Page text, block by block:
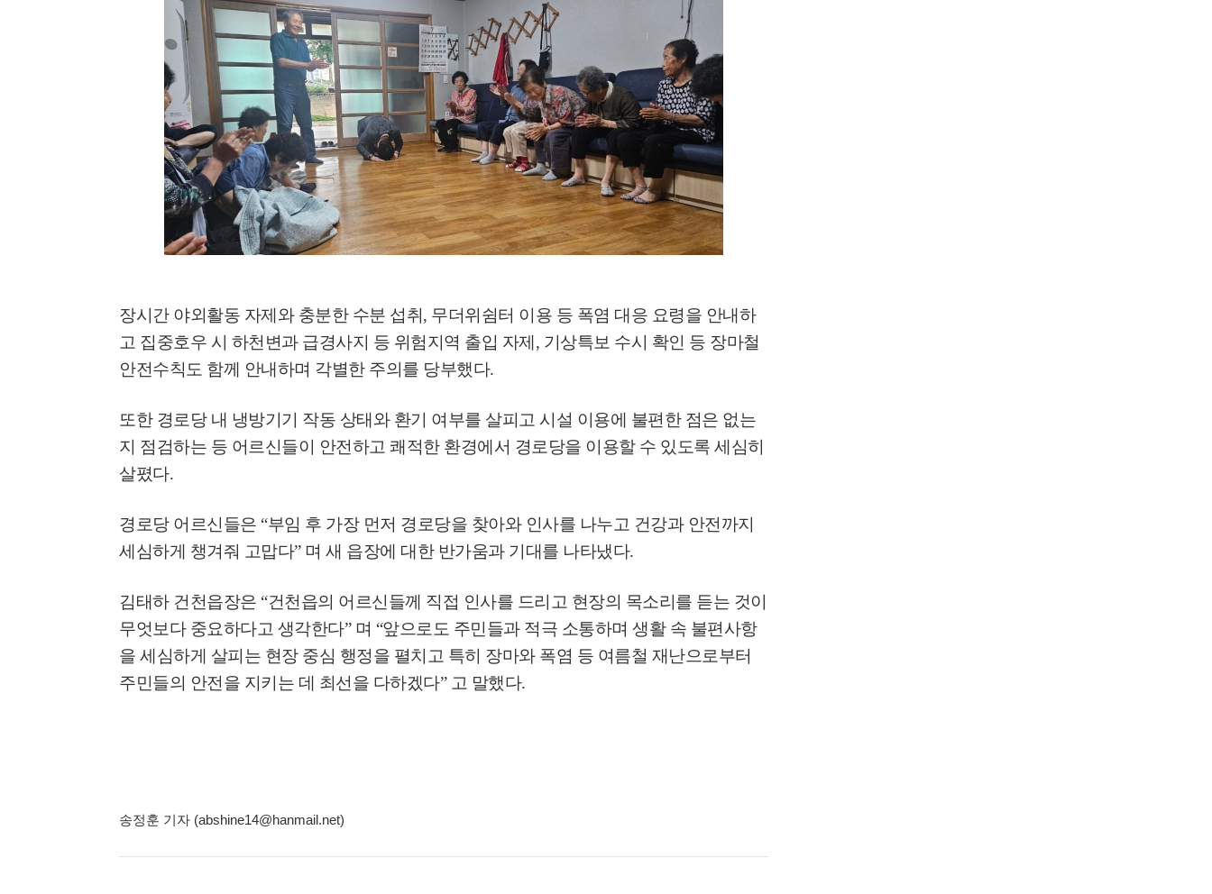
장시간 야외활동 자제와 충분한 수분 섭취 , 무더위쉼터 이용 등 폭염 대응 요령을 안내하
고 집중호우 시 하천변과 급경사지 등 위험지역 출입 자제 , 기상특보 수시 확인 등 장마철
안전수칙도 함께 안내하며 각별한 주의를 당부했다.
또한 경로당 내 냉방기기 작동 상태와 환기 여부를 살피고 시설 이용에 불편한 점은 없는
지 점검하는 등 어르신들이 안전하고 쾌적한 환경에서 경로당을 이용할 수 있도록 세심히
살폈다.
경로당 어르신들은 “부임 후 가장 먼저 경로당을 찾아와 인사를 나누고 건강과 안전까지
세심하게 챙겨줘 고맙다” 며 새 읍장에 대한 반가움과 기대를 나타냈다.
김태하 건천읍장은 “건천읍의 어르신들께 직접 인사를 드리고 현장의 목소리를 듣는 것이
무엇보다 중요하다고 생각한다” 며 “앞으로도 주민들과 적극 소통하며 생활 속 불편사항
을 세심하게 살피는 현장 중심 행정을 펼치고 특히 장마와 폭염 등 여름철 재난으로부터
주민들의 안전을 지키는 데 최선을 다하겠다” 고 말했다.
송정훈 기자 (abshine14@hanmail.net)